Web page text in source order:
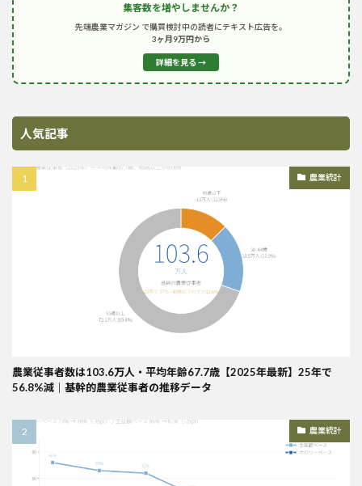
集客数を増やしませんか？
先端農業マガジン で購買検討中の読者にテキスト広告を。
3ヶ月9万円から
詳細を見る →
人気記事
農業統計
農業従事者数は103.6万人・平均年齢67.7歳【2025年最新】25年で
56.8%減｜基幹的農業従事者の推移データ
農業統計